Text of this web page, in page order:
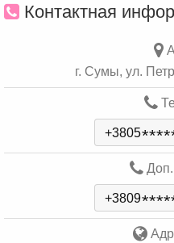
Контактная
г. Сумы, ул.
+3805****
+3809****